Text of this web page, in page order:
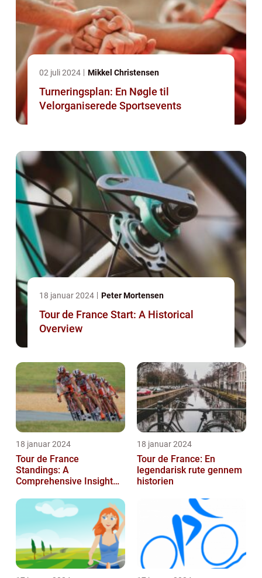
02 juli 2024 Mikkel Christensen
Turneringsplan: En Nøgle til
Velorganiserede Sportsevents
18 januar 2024 Peter Mortensen
Tour de France Start: A Historical
Overview
18 januar 2024
Tour de France
Standings: A
Comprehensive Insight
Race
18 januar 2024
Tour de France: En
legendarisk rute gennem
historien